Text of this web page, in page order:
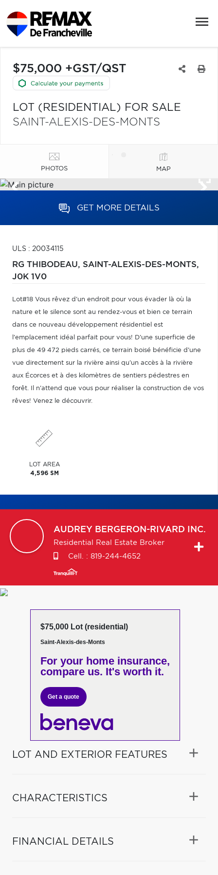
$75,000 +GST/QST
LOT (RESIDENTIAL) FOR SALE
SAINT-ALEXIS-DES-MONTS
PHOTOS MAP
GET MORE DETAILS
ULS : 20034115
RG THIBODEAU, SAINT-ALEXIS-DES-MONTS,
J0K 1V0
Lot#18 Vous rêvez d'un endroit pour vous évader là où la
nature et le silence sont au rendez-vous et bien ce terrain
dans ce nouveau développement résidentiel est
l'emplacement idéal parfait pour vous! D'une superficie de
plus de 49 472 pieds carrés, ce terrain boisé bénéficie d'une
vue directement sur la rivière ainsi qu'un accès à la rivière
aux Écorces et à des kilomètres de sentiers pédestres en
forêt. Il n'attend que vous pour réaliser la construction de vos
rêves! Venez le découvrir.
LOT AREA
4,596 SM
AUDREY BERGERON-RIVARD INC.
Residential Real Estate Broker
Cell. : 819-244-4652
$75,000 Lot (residential)
Saint-Alexis-des-Monts
For your home insurance,
compare us. It's worth it.
Get a quote
LOT AND EXTERIOR FEATURES
CHARACTERISTICS
FINANCIAL DETAILS